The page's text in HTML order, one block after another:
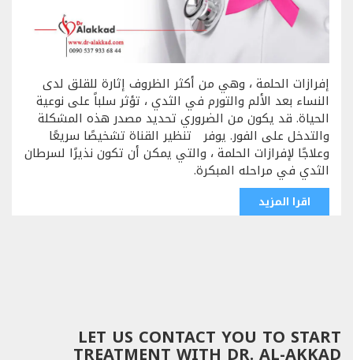
إفرازات الحلمة ، وهي من أكثر الظروف إثارة للقلق لدى
النساء بعد الألم والتورم في الثدي ، تؤثر سلباً على نوعية
الحياة. قد يكون من الضروري تحديد مصدر هذه المشكلة
والتدخل على الفور. يوفر تنظير القناة تشخيصًا سريعًا
وعلاجًا لإفرازات الحلمة ، والتي يمكن أن تكون نذيرًا لسرطان
الثدي في مراحله المبكرة.
اقرا المزيد
LET US CONTACT YOU TO START